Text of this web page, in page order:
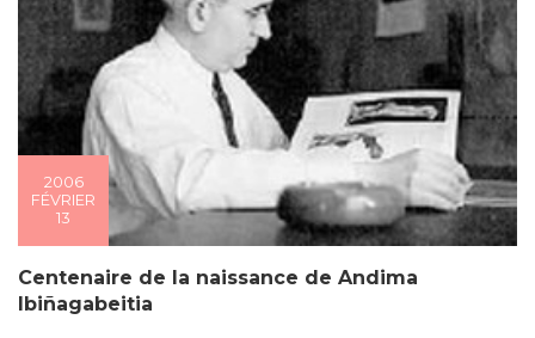
2006
FÉVRIER
13
Centenaire de la naissance de Andima
Ibiñagabeitia